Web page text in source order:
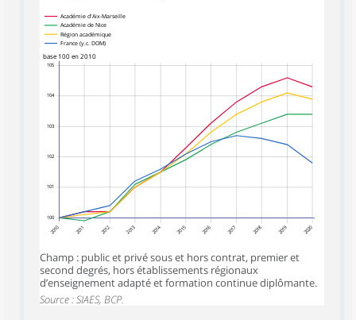
100
101
102
103
104
105
base 100 en 2010
2010 2011 2012 2013 2014 2015 2016 2017 2018 2019 2020
Académie d'Aix-Marseille
Académie de Nice
Région académique
France (y.c. DOM)
Champ : public et privé sous et hors contrat, premier et
second degrés, hors établissements régionaux
d’enseignement adapté et formation continue diplômante.
Source : SIAES, BCP.